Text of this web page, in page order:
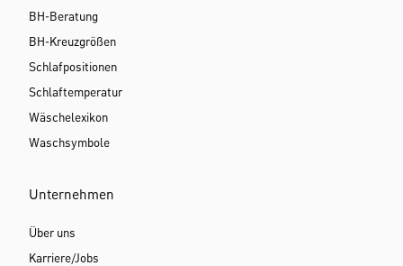
BH-Beratung
BH-Kreuzgrößen
Schlafpositionen
Schlaftemperatur
Wäschelexikon
Waschsymbole
Unternehmen
Über uns
Karriere/Jobs